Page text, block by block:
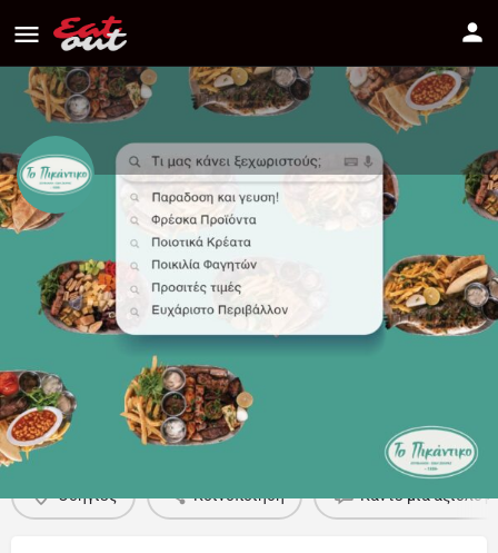
To pikantiko
Διεύθυνση
Makariou Iii Avenue, 2312 Lakatamia, Cyprus
Πως να πάτε
Πληροφορίες Αξιολογήσεις
Οδηγίες Κοινοποίηση Κάντε μία